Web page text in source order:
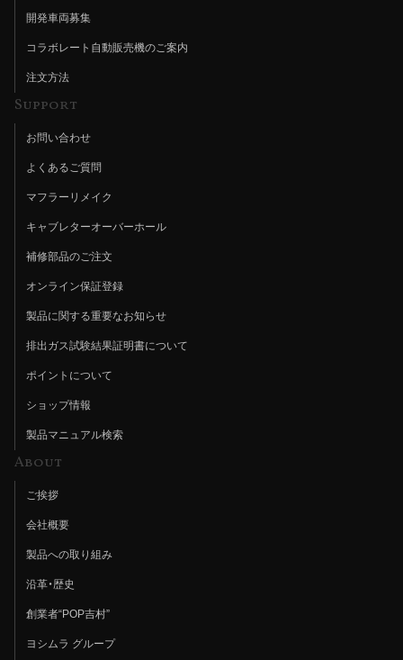
開発車両募集
コラボレート自動販売機のご案内
注文方法
Support
お問い合わせ
よくあるご質問
マフラーリメイク
キャブレターオーバーホール
補修部品のご注文
オンライン保証登録
製品に関する重要なお知らせ
排出ガス試験結果証明書について
ポイントについて
ショップ情報
製品マニュアル検索
About
ご挨拶
会社概要
製品への取り組み
沿革・歴史
創業者“POP吉村”
ヨシムラ グループ